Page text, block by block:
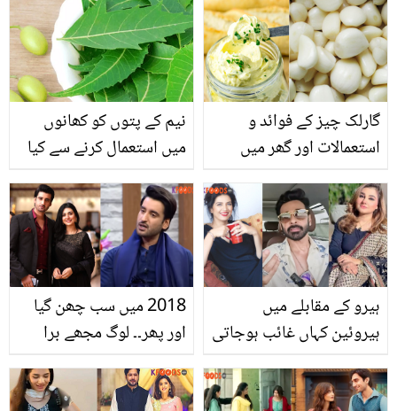
کھانا مرد اور خواتین کے
لئے کیوں ضروری ہے؟
جانیں ان کے 5 خاص
فائدے
آپ کو کن خطرناک
بیماریوں سے محفوظ رکھ
سکتا ہے؟
نیم کے پتوں کو کھانوں
میں استعمال کرنے سے کیا
فائدے جو ہر شخص لازمی
جاننا چاہے
گارلک چیز کے فوائد و
استعمالات اور گھر میں
تاکہ آپ بھی اس سے فائدہ
اٹھاسکیں
2018 میں سب چھن گیا
اور پھر۔۔ لوگ مجھے برا
مشکل لمحات سے کیسے
ہیرو کے مقابلے میں
ہیروئین کہاں غائب ہوجاتی
فیصل قریشی نے سویرا